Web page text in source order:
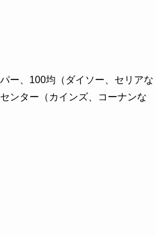
ー、100均（ダイソー、セリアな
ンター（カインズ、コーナンな